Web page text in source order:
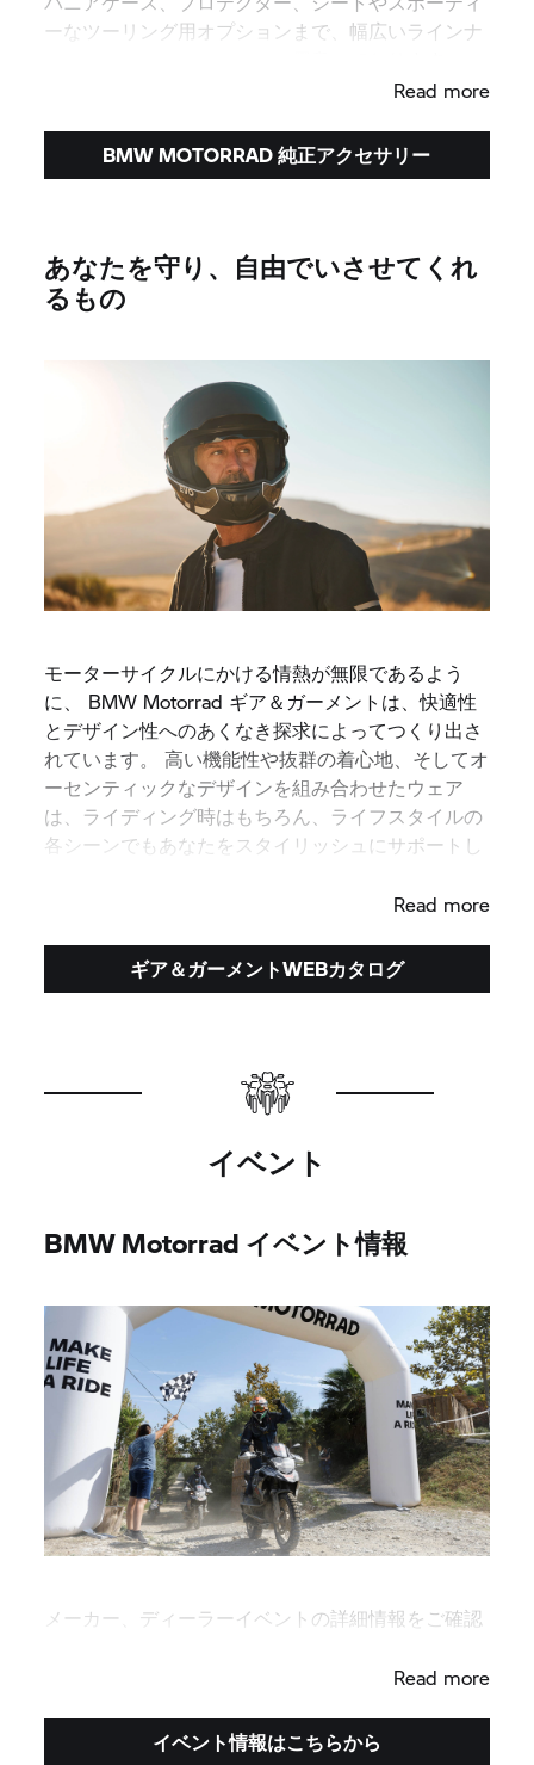
ーなツーリング用オプションまで、幅広いラインナ
Read more
BMW MOTORRAD 純正アクセサリー
あなたを守り、自由でいさせてくれ
るもの
モーターサイクルにかける情熱が無限であるよう
に、 BMW Motorrad ギア＆ガーメントは、快適性
とデザイン性へのあくなき探求によってつくり出さ
れています。 高い機能性や抜群の着心地、そしてオ
ーセンティックなデザインを組み合わせたウェア
は、ライディング時はもちろん、ライフスタイルの
各シーンでもあなたをスタイリッシュにサポートし
Read more
ギア＆ガーメントWEBカタログ
イベント
BMW Motorrad イベント情報
メーカー、ディーラーイベントの詳細情報をご確認
Read more
イベント情報はこちらから